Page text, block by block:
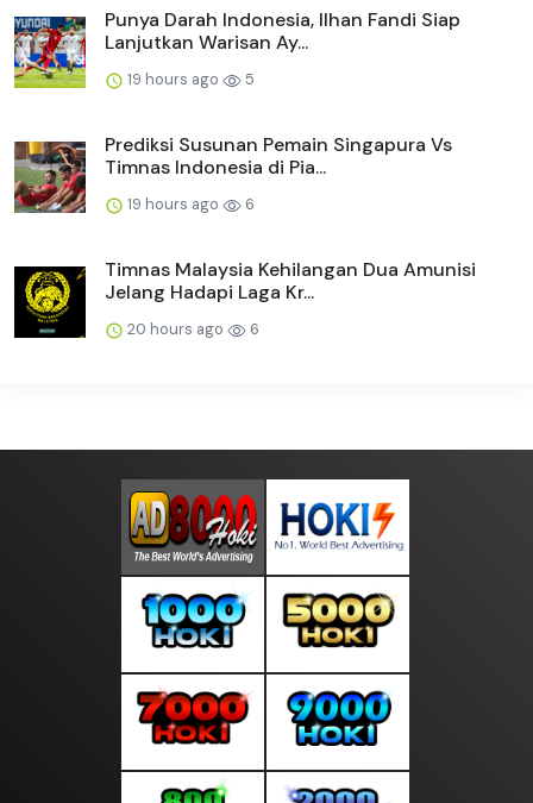
Punya Darah Indonesia, Ilhan Fandi Siap
Lanjutkan Warisan Ay...
19 hours ago 5
Prediksi Susunan Pemain Singapura Vs
Timnas Indonesia di Pia...
19 hours ago 6
Timnas Malaysia Kehilangan Dua Amunisi
Jelang Hadapi Laga Kr...
20 hours ago 6